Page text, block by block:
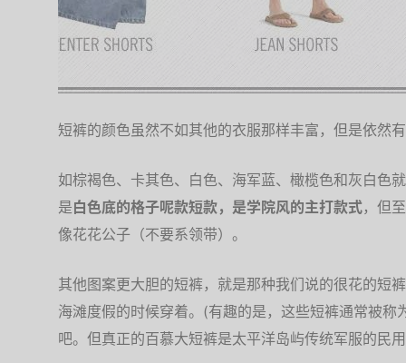
短裤的颜色虽然不如其他的衣服那样丰富，但是依然
如棕褐色、卡其色、白色、海军蓝、橄榄色和灰白色
是白色底的格子呢款短款，是学院风的主打款式，但
像花花公子（不要系领带）。
其他图案更大胆的短裤，就是那种我们说的很花的短
海滩度假的时候穿着。(有趣的是，这些短裤通常被称
吧。但真正的百慕大短裤是太平洋岛屿传统军服的民